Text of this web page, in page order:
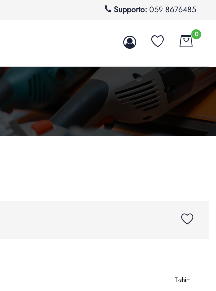
Supporto: 059 8676485
0
T-shirt